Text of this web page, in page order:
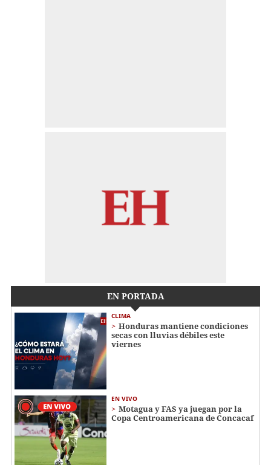
EN PORTADA
CLIMA
Honduras mantiene condiciones
secas con lluvias débiles este
viernes
EN VIVO
Motagua y FAS ya juegan por la
Copa Centroamericana de Concacaf